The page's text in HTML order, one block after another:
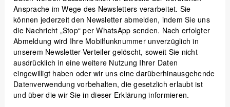
Ansprache im Wege des Newsletters verarbeitet. Sie
können jederzeit den Newsletter abmelden, indem Sie uns
die Nachricht „Stop“ per WhatsApp senden. Nach erfolgter
Abmeldung wird Ihre Mobilfunknummer unverzüglich in
unserem Newsletter-Verteiler gelöscht, soweit Sie nicht
ausdrücklich in eine weitere Nutzung Ihrer Daten
eingewilligt haben oder wir uns eine darüberhinausgehende
Datenverwendung vorbehalten, die gesetzlich erlaubt ist
und über die wir Sie in dieser Erklärung informieren.